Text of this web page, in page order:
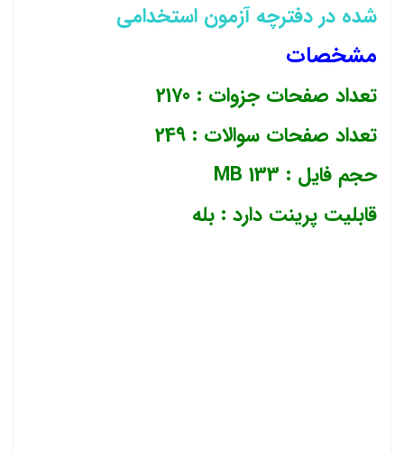
شده در دفترچه آزمون استخدامی
مشخصات
تعداد صفحات جزوات : 2170
تعداد صفحات سوالات : 249
حجم فایل : 133 MB
قابلیت پرینت دارد : بله